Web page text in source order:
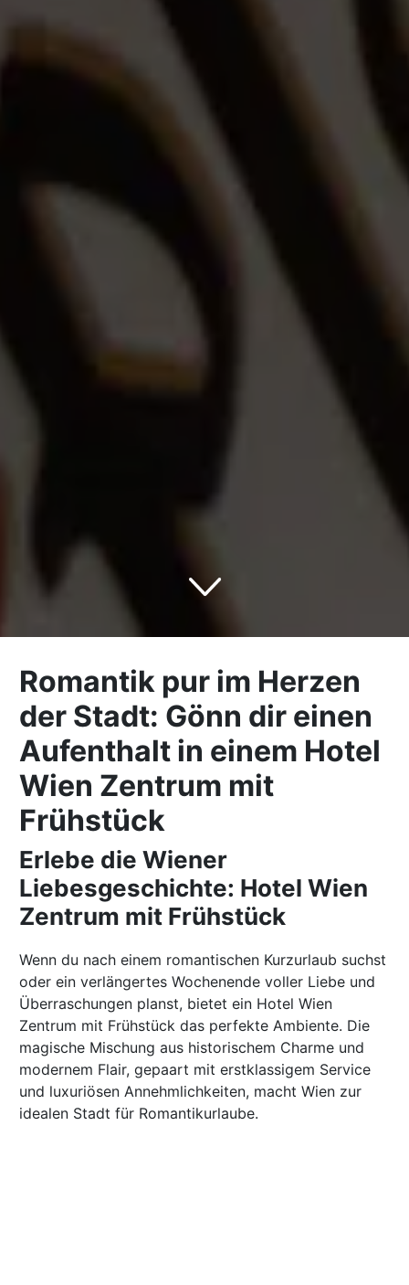
Romantik pur im Herzen
der Stadt: Gönn dir einen
Aufenthalt in einem Hotel
Wien Zentrum mit
Frühstück
Erlebe die Wiener
Liebesgeschichte: Hotel Wien
Zentrum mit Frühstück
Wenn du nach einem romantischen Kurzurlaub suchst
oder ein verlängertes Wochenende voller Liebe und
Überraschungen planst, bietet ein Hotel Wien
Zentrum mit Frühstück das perfekte Ambiente. Die
magische Mischung aus historischem Charme und
modernem Flair, gepaart mit erstklassigem Service
und luxuriösen Annehmlichkeiten, macht Wien zur
idealen Stadt für Romantikurlaube.